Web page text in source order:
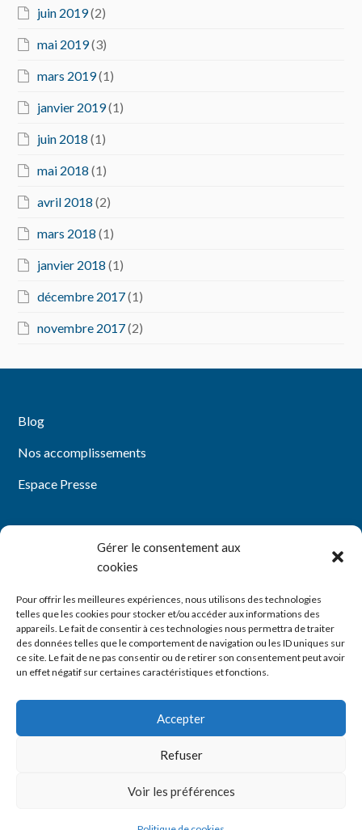
Gérer le consentement aux
cookies
Pour offrir les meilleures expériences, nous utilisons des technologies
telles que les cookies pour stocker et/ou accéder aux informations des
appareils. Le fait de consentir à ces technologies nous permettra de traiter
des données telles que le comportement de navigation ou les ID uniques sur
ce site. Le fait de ne pas consentir ou de retirer son consentement peut avoir
un effet négatif sur certaines caractéristiques et fonctions.
Accepter
Refuser
Voir les préférences
juin 2019(2)
mai 2019(3)
mars 2019(1)
janvier 2019(1)
juin 2018 (1)
mai 2018 (1)
avril 2018 (2)
mars 2018 (1)
janvier 2018 (1)
décembre 2017(1)
novembre 2017(2)
Blog
Nos accomplissements
Espace Presse
Mentions légales
Politique de cookies (UE)
YouTube
LinkedIn